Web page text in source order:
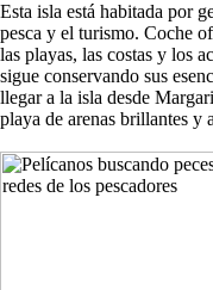
Esta isla está habitada por
pesca y el turismo. Coche
las playas, las costas y los
sigue conservando sus
llegar a la isla desde
playa de arenas brillantes y